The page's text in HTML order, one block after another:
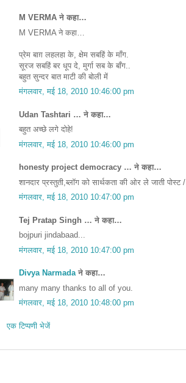
M VERMA ने कहा…
M VERMA ने कहा…
प्रेम बाग़ लहलहा के, क्षेम सबहिं के माँग.
सूरज सबहिं बर धूप दे, मुर्गा सब के बाँग..
बहुत सुन्दर बात माटी की बोली में
मंगलवार, मई 18, 2010 10:46:00 pm
Udan Tashtari … ने कहा…
बहुत अच्छे लगे दोहे!
मंगलवार, मई 18, 2010 10:46:00 pm
honesty project democracy … ने कहा…
शानदार प्रस्तुती,ब्लॉग को सार्थकता की ओर ले जाती पोस्ट /
मंगलवार, मई 18, 2010 10:47:00 pm
Tej Pratap Singh … ने कहा…
bojpuri jindabaad...
मंगलवार, मई 18, 2010 10:47:00 pm
Divya Narmadaने कहा…
many many thanks to all of you.
मंगलवार, मई 18, 2010 10:48:00 pm
एक टिप्पणी भेजें